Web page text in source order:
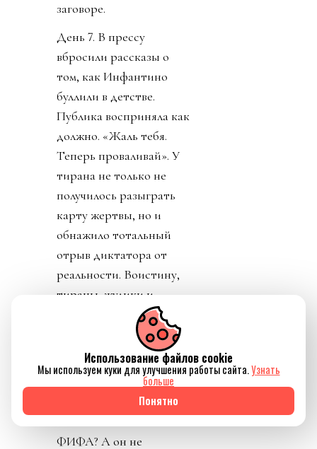
заговоре.
День 7. В прессу
вбросили рассказы о
том, как Инфантино
буллили в детстве.
Публика восприняла как
должно. «Жаль тебя.
Теперь проваливай». У
тирана не только не
получилось разыграть
карту жертвы, но и
обнажило тотальный
отрыв диктатора от
реальности. Воистину,
тираны, жулики и
диктаторы так похожи
День 8. Понедельник. А
ФИФА? А он не
Использование файлов cookie
Мы используем куки для улучшения работы сайта.Узнать
больше
Понятно